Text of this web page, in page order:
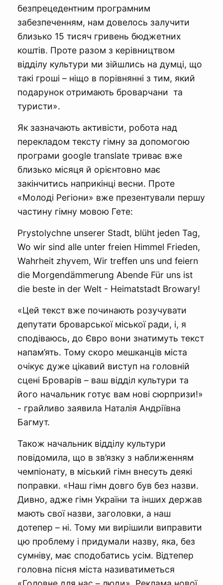
безпрецедентним програмним
забезпеченням, нам довелось залучити
близько 15 тисяч гривень бюджетних
коштів. Проте разом з керівництвом
відділу культури ми зійшлись на думці, що
такі гроші – ніщо в порівнянні з тим, який
подарунок отримають броварчани та
туристи».
Як зазначають активісти, робота над
перекладом тексту гімну за допомогою
програми google translate триває вже
близько місяця й орієнтовно має
закінчитись наприкінці весни. Проте
«Молоді Регіони» вже презентували першу
частину гімну мовою Гете:
Prystolychne unserer Stadt, blüht jeden Tag,
Wo wir sind alle unter freien Himmel Frieden,
Wahrheit zhyvem, Wir treffen uns und feiern
die Morgendämmerung Abende Für uns ist
die beste in der Welt - Heimatstadt Browary!
«Цей текст вже починають розучувати
депутати броварської міської ради, і, я
сподіваюсь, до Євро вони знатимуть текст
напам’ять. Тому скоро мешканців міста
очікує дуже цікавий виступ на головній
сцені Броварів – ваш відділ культури та
його начальник готує вам нові сюрпризи!»
- грайливо заявила Наталія Андріївна
Багмут.
Також начальник відділу культури
повідомила, що в зв’язку з наближенням
чемпіонату, в міський гімн внесуть деякі
поправки. «Наш гімн довго був без назви.
Дивно, адже гімн України та інших держав
мають свої назви, заголовки, а наш
дотепер – ні. Тому ми вирішили виправити
цю проблему і придумали назву, яка, без
сумніву, має сподобатись усім. Відтепер
головна пісня міста називатиметься